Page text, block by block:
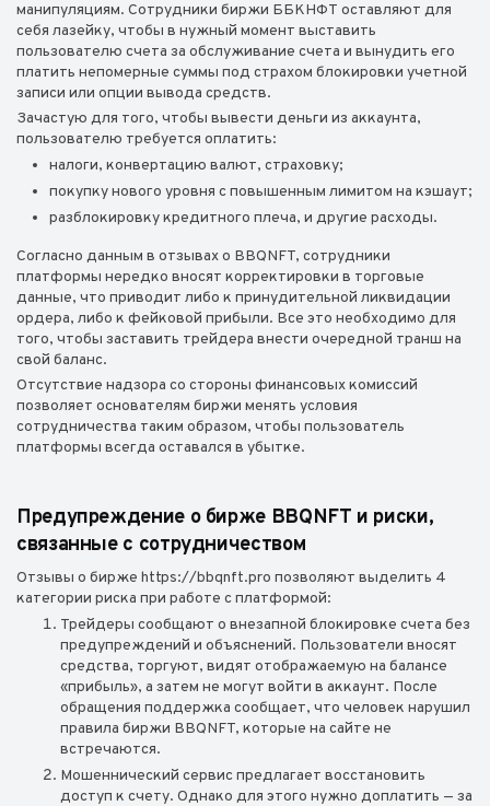
манипуляциям. Сотрудники биржи ББКНФТ оставляют для
себя лазейку, чтобы в нужный момент выставить
пользователю счета за обслуживание счета и вынудить его
платить непомерные суммы под страхом блокировки учетной
записи или опции вывода средств.
Зачастую для того, чтобы вывести деньги из аккаунта,
пользователю требуется оплатить:
налоги, конвертацию валют, страховку;
покупку нового уровня с повышенным лимитом на кэшаут;
разблокировку кредитного плеча, и другие расходы.
Согласно данным в отзывах о BBQNFT, сотрудники
платформы нередко вносят корректировки в торговые
данные, что приводит либо к принудительной ликвидации
ордера, либо к фейковой прибыли. Все это необходимо для
того, чтобы заставить трейдера внести очередной транш на
свой баланс.
Отсутствие надзора со стороны финансовых комиссий
позволяет основателям биржи менять условия
сотрудничества таким образом, чтобы пользователь
платформы всегда оставался в убытке.
Предупреждение о бирже BBQNFT и риски,
связанные с сотрудничеством
Отзывы о бирже https://bbqnft.pro позволяют выделить 4
категории риска при работе с платформой:
Трейдеры сообщают о внезапной блокировке счета без
предупреждений и объяснений. Пользователи вносят
средства, торгуют, видят отображаемую на балансе
«прибыль», а затем не могут войти в аккаунт. После
обращения поддержка сообщает, что человек нарушил
правила биржи BBQNFT, которые на сайте не
встречаются.
Мошеннический сервис предлагает восстановить
доступ к счету. Однако для этого нужно доплатить — за